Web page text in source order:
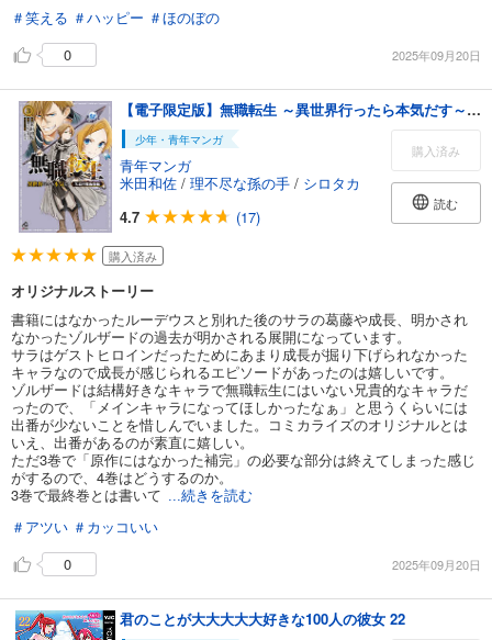
＃笑える ＃ハッピー ＃ほのぼの
0
2025年09月20日
【電子限定版】無職転生 ～異世界行ったら本気だす～ 失意の魔術師編 3
少年・青年マンガ
青年マンガ
米田和佐 / 理不尽な孫の手 / シロタカ
4.7
(17)
購入済み
読む
購入済み
オリジナルストーリー
書籍にはなかったルーデウスと別れた後のサラの葛藤や成長、明かされ
なかったゾルザードの過去が明かされる展開になっています。
サラはゲストヒロインだったためにあまり成長が掘り下げられなかった
キャラなので成長が感じられるエピソードがあったのは嬉しいです。
ゾルザードは結構好きなキャラで無職転生にはいない兄貴的なキャラだ
ったので、「メインキャラになってほしかったなぁ」と思うくらいには
出番が少ないことを惜しんでいました。コミカライズのオリジナルとは
いえ、出番があるのが素直に嬉しい。
ただ3巻で「原作にはなかった補完」の必要な部分は終えてしまった感じ
がするので、4巻はどうするのか。
3巻で最終巻とは書いて ...続きを読む
＃アツい ＃カッコいい
0
2025年09月20日
君のことが大大大大大好きな100人の彼女 22